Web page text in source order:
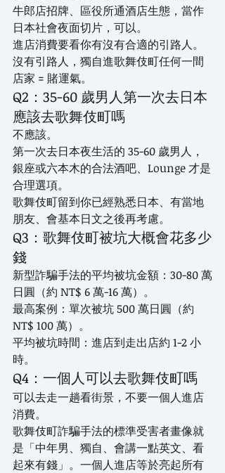
牛郎店招牌、區役所通酒店生態，當作
日本社會夜面切片，可以。
進店消費要看你有沒有合適的引路人。
沒有引路人，獨自進歌舞伎町任何一間
店家 = 賭運氣。
Q2：35-60 歲男人第一次去日本
應該去歌舞伎町嗎
不應該。
第一次去日本夜生活的 35-60 歲男人，
銀座或六本木的合法酒吧、Lounge 才是
合理選項。
歌舞伎町留到你已經熟悉日本、有當地
朋友、會基本日文之後再考慮。
Q3：歌舞伎町被坑大概會花多少
錢
新型詐騙手法的平均被坑金額：30-80 萬
日圓（約 NT$ 6 萬-16 萬）。
最高案例：單次被坑 500 萬日圓（約
NT$ 100 萬）。
平均被坑時間：進店到走出店約 1-2 小
時。
Q4：一個人可以去歌舞伎町嗎
可以去走一趟看街景，不要一個人進店
消費。
歌舞伎町詐騙手法的標準受害者畫像就
是「中年男、獨自、會講一點英文、看
起來有錢」。一個人進店等於亮起所有